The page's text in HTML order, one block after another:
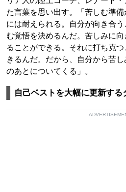
た言葉を思い出す。「苦しむ準
には耐えられる。自分が向き合
む覚悟を決めるんだ。苦しみに
ることができる。それに打ち克
きるんだ。だから、自分から苦
のあとについてくる」。
自己ベストを大幅に更新する